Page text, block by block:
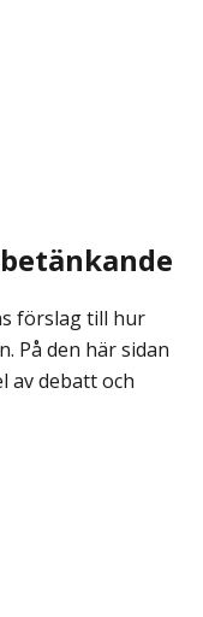
förslag till hur
På den här sidan
av debatt och